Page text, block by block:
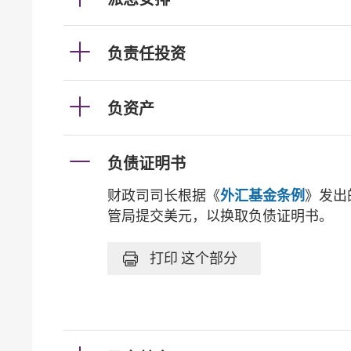
负责任投资
负资产
负债证明书
财政司司长根据《外汇基金条例》发
管局提交美元，以换取负债证明书。
打印 这个部分